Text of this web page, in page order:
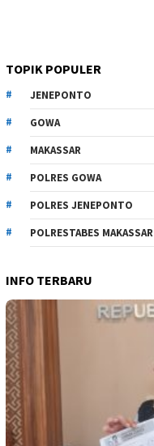
TOPIK POPULER
JENEPONTO
GOWA
MAKASSAR
POLRES GOWA
POLRES JENEPONTO
POLRESTABES MAKASSAR
INFO TERBARU